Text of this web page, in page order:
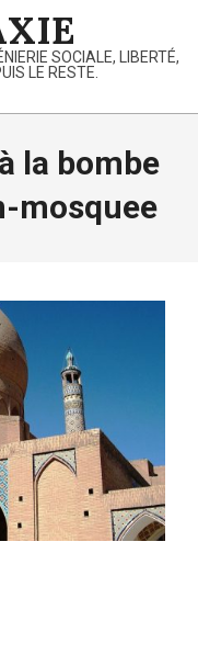
SOCIALE, LIBERTÉ,
LE RESTE.
la bombe
mosquee